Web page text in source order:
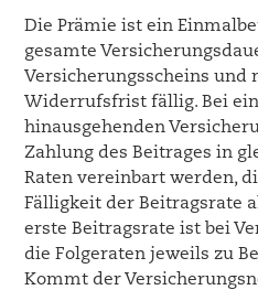
Die Prämie ist ein
gesamte
Versicherungsscheins und
Widerrufsfrist fällig. Bei
hinausgehenden
Zahlung des Beitrages in
Raten vereinbart werden,
Fälligkeit der Beitragsrate
erste Beitragsrate ist bei
die Folgeraten jeweils zu
Kommt der